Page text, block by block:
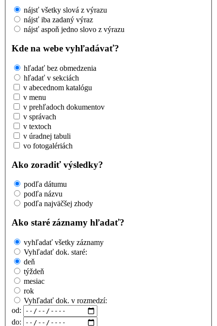
nájsť všetky slová z výrazu
nájsť iba zadaný výraz
nájsť aspoň jedno slovo z výrazu
Kde na webe vyhľadávať?
hľadať bez obmedzenia
hľadať v sekciách
v abecednom katalógu
v menu
v prehľadoch dokumentov
v správach
v textoch
v úradnej tabuli
vo fotogalériách
Ako zoradiť výsledky?
podľa dátumu
podľa názvu
podľa najväčšej zhody
Ako staré záznamy hľadať?
vyhľadať všetky záznamy
Vyhľadať dok. staré:
deň
týždeň
mesiac
rok
Vyhľadať dok. v rozmedzí:
od:
do: